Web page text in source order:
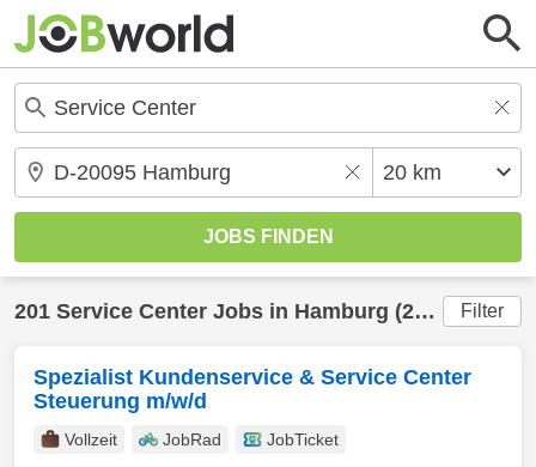
201 Service Center Jobs in Hamburg (20 km) gefunden Filter
Spezialist Kundenservice & Service Center
Steuerung m/w/d
Vollzeit JobRad
JobTicket